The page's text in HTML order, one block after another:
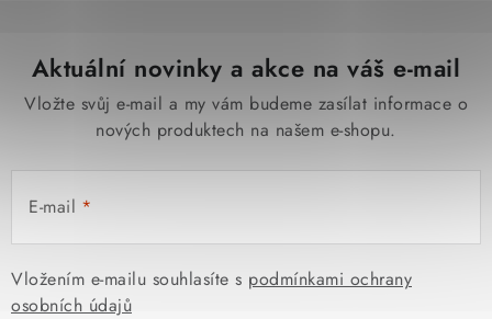
Aktuální novinky a akce na váš e-mail
Vložte svůj e-mail a my vám budeme zasílat informace o
nových produktech na našem e-shopu.
E-mail
Vložením e-mailu souhlasíte s podmínkami ochrany
osobních údajů